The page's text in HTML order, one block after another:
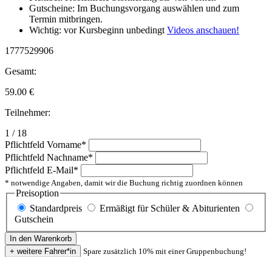
Gutscheine: Im Buchungsvorgang auswählen und zum
Termin mitbringen.
Wichtig: vor Kursbeginn unbedingt Videos anschauen!
1777529906
Gesamt:
59.00 €
Teilnehmer:
1 / 18
Pflichtfeld Vorname*
Pflichtfeld Nachname*
Pflichtfeld E-Mail*
* notwendige Angaben, damit wir die Buchung richtig zuordnen können
Preisoption
Standardpreis
Ermäßigt für Schüler & Abiturienten
Gutschein
Spare zusätzlich 10% mit einer Gruppenbuchung!